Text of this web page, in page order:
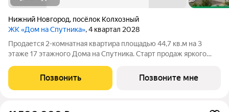
Нижний Новгород, посёлок Колхозный
ЖК «Дом на Спутника», 4 квартал 2028
Продается 2-комнатная квартира площадью 44,7 кв.м на 3
этаже 17 этажного Дома на Спутника. Старт продаж яркого
современный проект от ГК АГРОСПЕЦТЕХ высокой этажности
(17 этажей) в Автозаводском районе,
Позвонить Позвоните мне